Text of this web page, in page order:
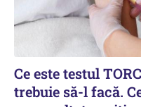
Ce este testul
trebuie să-l facă.